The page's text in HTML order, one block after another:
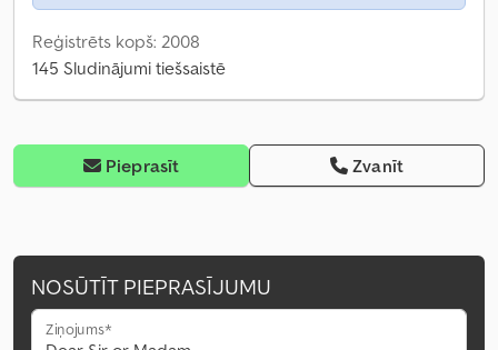
Reģistrēts kopš: 2008
145 Sludinājumi tiešsaistē
Pieprasīt Zvanīt
NOSŪTĪT PIEPRASĪJUMU
Ziņojums*